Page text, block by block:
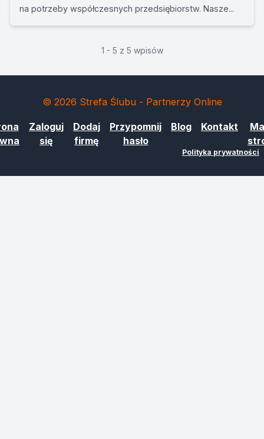
na potrzeby współczesnych przedsiębiorstw. Nasze...
1 - 5 z 5 wpisów
© 2026 Strefa Ślubu - Partnerzy Online
Zaloguj
się
Dodaj
firmę
Przypomnij
hasło
Blog Kontakt
Polityka prywatności